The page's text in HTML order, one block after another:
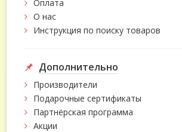
Оплата
О нас
Инструкция по поиску товаров
Дополнительно
Производители
Подарочные сертификаты
Партнёрская программа
Акции